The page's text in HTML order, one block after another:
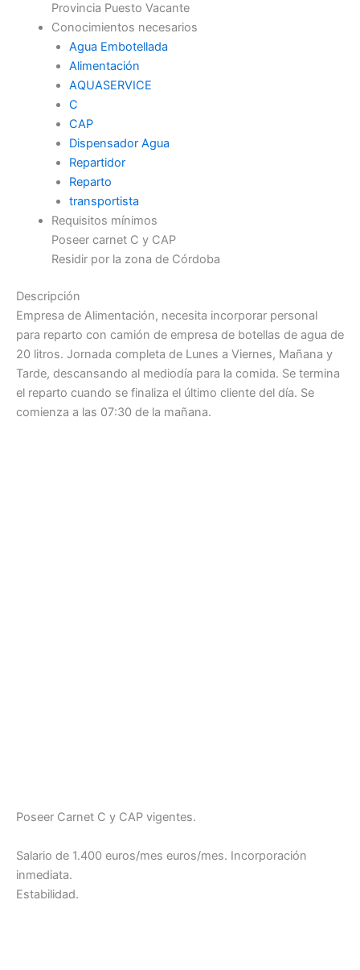
Provincia Puesto Vacante
Conocimientos necesarios
Agua Embotellada
Alimentación
AQUASERVICE
C
CAP
Dispensador Agua
Repartidor
Reparto
transportista
Requisitos mínimos
Poseer carnet C y CAP
Residir por la zona de Córdoba
Descripción
Empresa de Alimentación, necesita incorporar personal
para reparto con camión de empresa de botellas de agua de
20 litros. Jornada completa de Lunes a Viernes, Mañana y
Tarde, descansando al mediodía para la comida. Se termina
el reparto cuando se finaliza el último cliente del día. Se
comienza a las 07:30 de la mañana.
Poseer Carnet C y CAP vigentes.
Salario de 1.400 euros/mes euros/mes. Incorporación
inmediata.
Estabilidad.